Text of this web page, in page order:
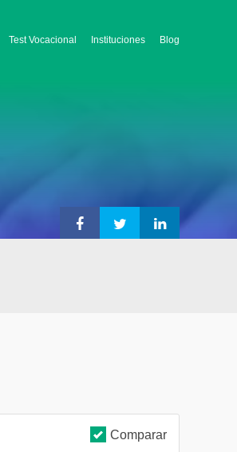
Test Vocacional Instituciones Blog
Comparar